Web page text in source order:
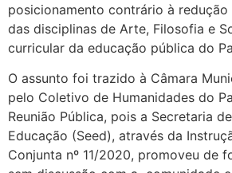
posicionamento contrário à
das disciplinas de Arte, Filosofia e
curricular da educação pública do
O assunto foi trazido à Câmara
pelo Coletivo de Humanidades do
Reunião Pública, pois a Secretaria
Educação (Seed), através da
Conjunta nº 11/2020, promoveu de